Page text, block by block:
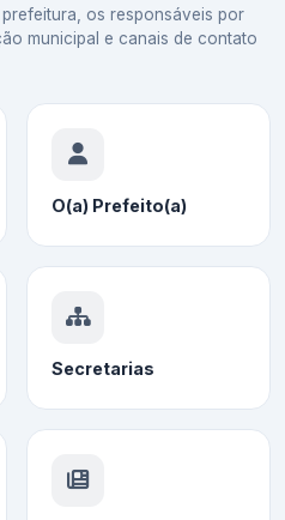
os responsáveis por
municipal e canais de contato
O(a) Prefeito(a)
Secretarias